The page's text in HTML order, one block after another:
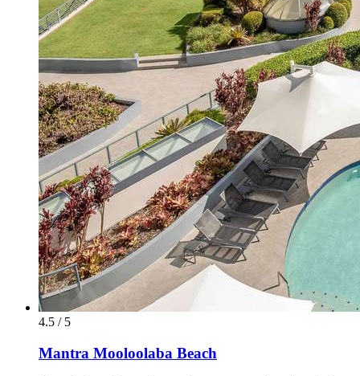
4.5 / 5
Mantra Mooloolaba Beach